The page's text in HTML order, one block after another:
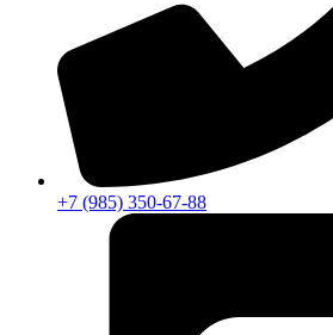
+7 (985) 350-67-88